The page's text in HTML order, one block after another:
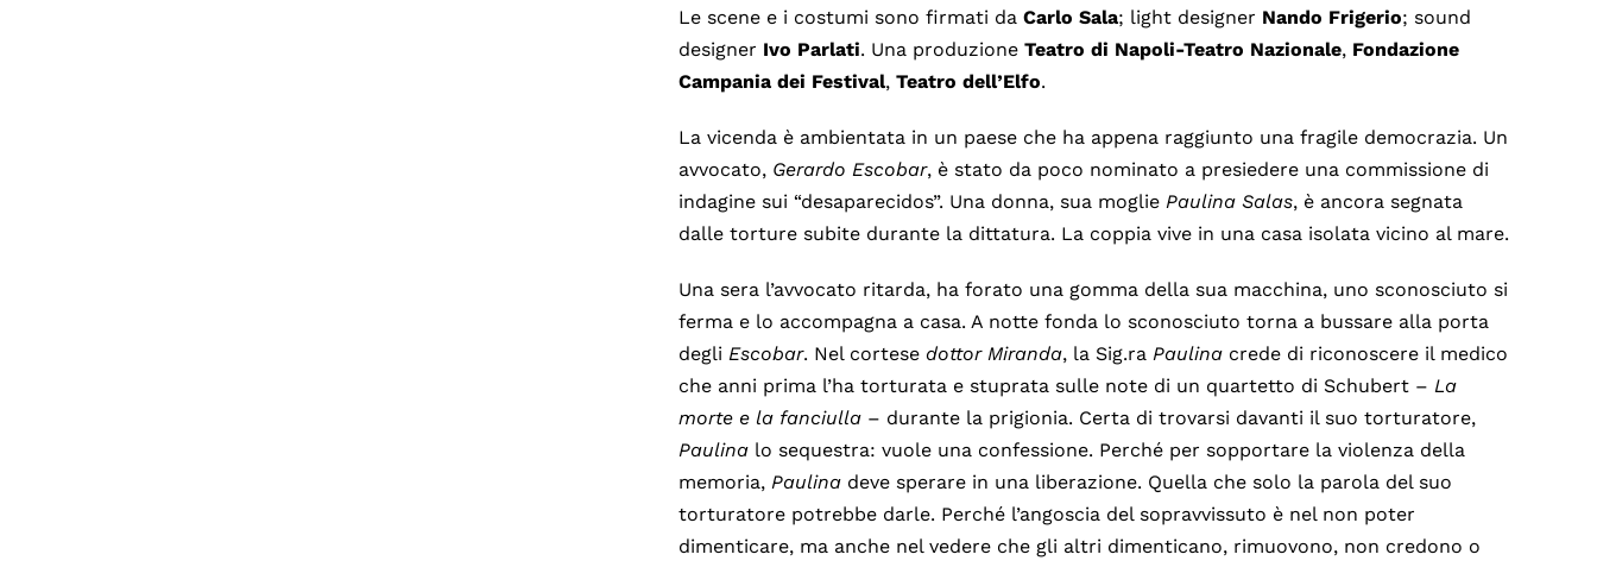
Le scene e i costumi sono firmati daCarlo Sala; light designer Nando Frigerio; sound
designer Ivo Parlati. Una produzioneTeatro di Napoli-Teatro Nazionale, Fondazione
Campania dei Festival,Teatro dell’Elfo.
La vicenda è ambientata in un paese che ha appena raggiunto una fragile democrazia. Un
avvocato, Gerardo Escobar, è stato da poco nominato a presiedere una commissione di
indagine sui “desaparecidos”. Una donna, sua mogliePaulina Salas, è ancora segnata
dalle torture subite durante la dittatura. La coppia vive in una casa isolata vicino al mare.
Una sera l’avvocato ritarda, ha forato una gomma della sua macchina, uno sconosciuto si
ferma e lo accompagna a casa. A notte fonda lo sconosciuto torna a bussare alla porta
degliEscobar. Nel cortesedottor Miranda, la Sig.raPaulina crede di riconoscere il medico
che anni prima l’ha torturata e stuprata sulle note di un quartetto di Schubert –La
morte e la fanciulla – durante la prigionia. Certa di trovarsi davanti il suo torturatore,
Paulina lo sequestra: vuole una confessione. Perché per sopportare la violenza della
memoria,Paulina deve sperare in una liberazione. Quella che solo la parola del suo
torturatore potrebbe darle. Perché l’angoscia del sopravvissuto è nel non poter
dimenticare, ma anche nel vedere che gli altri dimenticano, rimuovono, non credono o